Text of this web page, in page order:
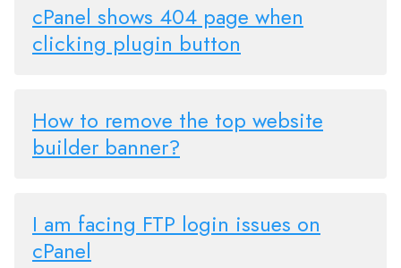
cPanel shows 404 page when
clicking plugin button
How to remove the top website
builder banner?
I am facing FTP login issues on
cPanel